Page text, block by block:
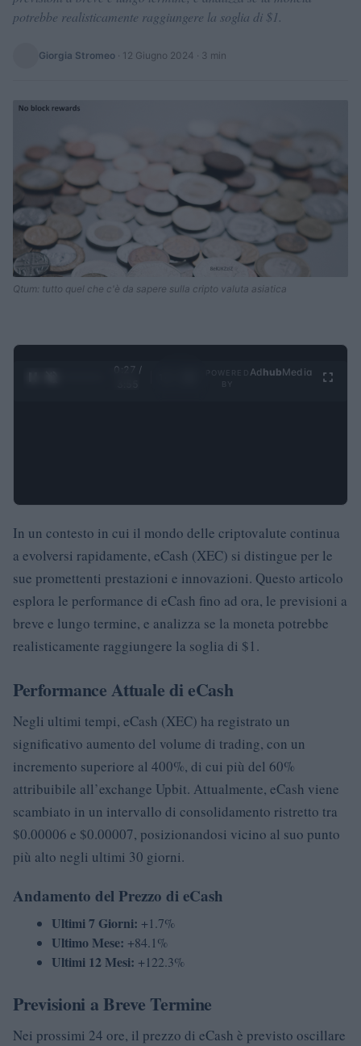
potrebbe realisticamente raggiungere la soglia di $1.
Giorgia Stromeo · 12 Giugno 2024 · 3 min
Qtum: tutto quel che c'è da sapere sulla cripto valuta asiatica
0:28 /
Ad hubMedia
In un contesto in cui il mondo delle criptovalute continua
a evolversi rapidamente, eCash (XEC) si distingue per le
sue promettenti prestazioni e innovazioni. Questo articolo
esplora le performance di eCash fino ad ora, le previsioni a
breve e lungo termine, e analizza se la moneta potrebbe
realisticamente raggiungere la soglia di $1.
Performance Attuale di eCash
Negli ultimi tempi, eCash (XEC) ha registrato un
significativo aumento del volume di trading, con un
incremento superiore al 400%, di cui più del 60%
attribuibile all’exchange Upbit. Attualmente, eCash viene
scambiato in un intervallo di consolidamento ristretto tra
$0.00006 e $0.00007, posizionandosi vicino al suo punto
più alto negli ultimi 30 giorni.
Andamento del Prezzo di eCash
Ultimi 7 Giorni: +1.7%
Ultimo Mese: +84.1%
Ultimi 12 Mesi: +122.3%
Previsioni a Breve Termine
Nei prossimi 24 ore, il prezzo di eCash è previsto oscillare